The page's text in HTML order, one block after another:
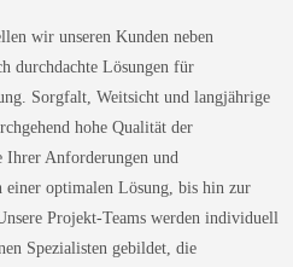
wir unseren Kunden neben
durchdachte Lösungen für
Sorgfalt, Weitsicht und langjährige
hohe Qualität der
Ihrer Anforderungen und
einer optimalen Lösung, bis hin zur
Projekt-Teams werden individuell
Spezialisten gebildet, die